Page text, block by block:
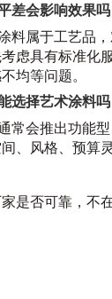
差会影响效果吗
料属于工艺品，
虑具有标准化
均等问题。
选择艺术涂料吗
常会推出功能
、风格、预算灵
是否可靠，不